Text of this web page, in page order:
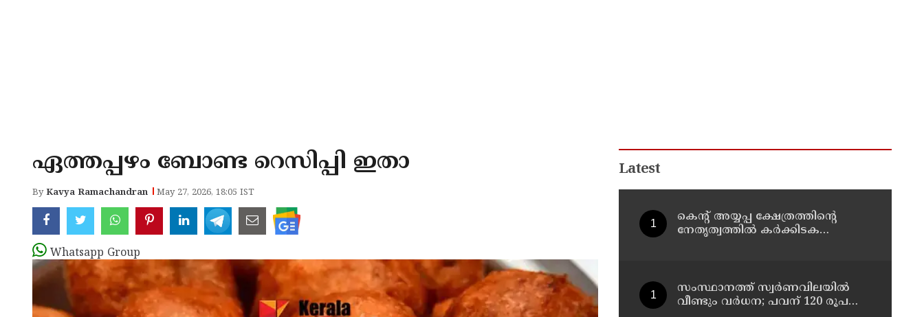
ഏത്തപ്പഴം ബോണ്ട റെസിപ്പി ഇതാ
ByKavya Ramachandran May 27, 2026, 18:05 IST
Whatsapp Group
Latest
കെന്റ് അയ്യപ്പ ക്ഷേത്രത്തിന്റെ
നേതൃത്വത്തിൽ കർക്കിടക
സംസ്ഥാനത്ത് സ്വര്‍ണവിലയില്‍
വീണ്ടും വര്‍ധന; പവന് 120 രൂപ